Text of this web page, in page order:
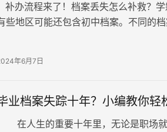
补办流程来了！档案丢失怎么补救？学
些地区可能还包含初中档案。不同的
年6月7日
业档案失踪十年？小编教你轻
在人生的重要十年里，无论是职场就